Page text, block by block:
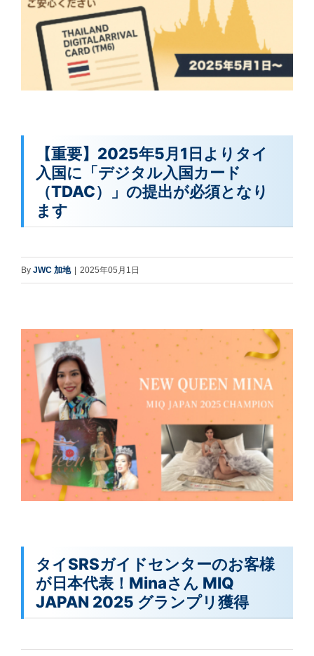
【重要】2025年5月1日よりタイ
入国に「デジタル入国カード
（TDAC）」の提出が必須となり
ます
By JWC 加地 2025年05月1日
タイSRSガイドセンターのお客様
が日本代表！Minaさん MIQ
JAPAN 2025 グランプリ獲得